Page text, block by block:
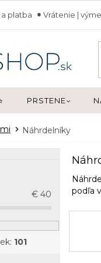
platba Vrátenie |
PRSTENE
Náhrdelníky
€ 40
101
podľa